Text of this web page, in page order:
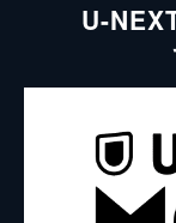
U-